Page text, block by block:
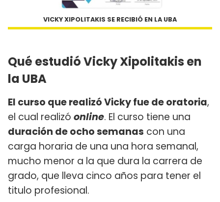
VICKY XIPOLITAKIS SE RECIBIÓ EN LA UBA
Qué estudió Vicky Xipolitakis en
la UBA
El curso que realizó Vicky fue de oratoria,
el cual realizó online. El curso tiene una
duración de ocho semanas con una
carga horaria de una una hora semanal,
mucho menor a la que dura la carrera de
grado, que lleva cinco años para tener el
titulo profesional.